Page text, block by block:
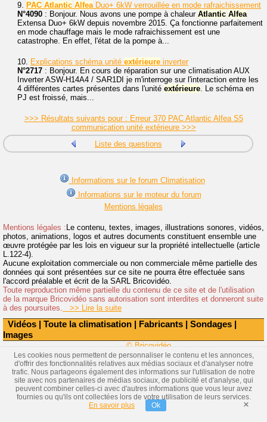
Vidéos | Toute la climatisation | Fabricants | Sondages |
Images
9. PAC Atlantic Alfea Duo+ 6kW verrouillée en mode rafraichissement
N°4090 : Bonjour. Nous avons une pompe à chaleur Atlantic Alfea
Extensa Duo+ 6kW depuis novembre 2015. Ça fonctionne parfaitement
en mode chauffage mais le mode rafraichissement est une
catastrophe. En effet, l'état de la pompe à...
10. Explications schéma unité extérieure inverter
N°2717 : Bonjour. En cours de réparation sur une climatisation AUX
Inverter ASW-H14A4 / SAR1DI je m'interroge sur l'interaction entre les
4 différentes cartes présentes dans l'unité extérieure . Le schéma en
PJ est froissé, mais...
>>> Résultats suivants pour : Erreur 370 PAC Atlantic Alfea S5
communication unité extérieure >>>
Liste des questions
Informations sur le forum Climatisation
Informations sur le moteur du forum
Mentions légales
Mentions légales : Le contenu, textes, images, illustrations sonores, vidéos,
photos, animations, logos et autres documents constituent ensemble une
œuvre protégée par les lois en vigueur sur la propriété intellectuelle (article
L.122-4).
Aucune exploitation commerciale ou non commerciale même partielle des
données qui sont présentées sur ce site ne pourra être effectuée sans
l'accord préalable et écrit de la SARL Bricovidéo.
Toute reproduction même partielle du contenu de ce site et de l'utilisation
de la marque Bricovidéo sans autorisation sont interdites et donneront suite
à des poursuites.
>> Lire la suite
© Bricovidéo
Les cookies nous permettent de personnaliser le contenu et les annonces,
d'offrir des fonctionnalités relatives aux médias sociaux et d'analyser notre
trafic. Nous partageons également des informations sur l'utilisation de notre
site avec nos partenaires de médias sociaux, de publicité et d'analyse, qui
peuvent combiner celles-ci avec d'autres informations que vous leur avez
fournies ou qu'ils ont collectées lors de votre utilisation de leurs services.
En savoir plus
Ok ×